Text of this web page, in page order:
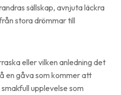
sällskap, avnjuta läckra
stora drömmar till
eller vilken anledning det
en gåva som kommer att
upplevelse som